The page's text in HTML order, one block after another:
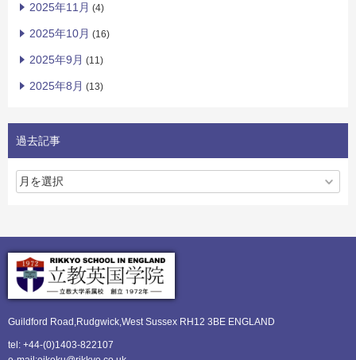
2025年11月 (4)
2025年10月 (16)
2025年9月 (11)
2025年8月 (13)
過去記事
Guildford Road,Rudgwick,West Sussex RH12 3BE ENGLAND
tel: +44-(0)1403-822107